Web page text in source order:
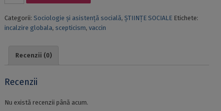
TEMPORAL
AND
AND
CHANGE
Categorii: Sociologie și asistență socială, ȘTIINȚE SOCIALE Etichete:
incalzire globala, scepticism, vaccin
Recenzii (0)
Recenzii
Nu există recenzii până acum.